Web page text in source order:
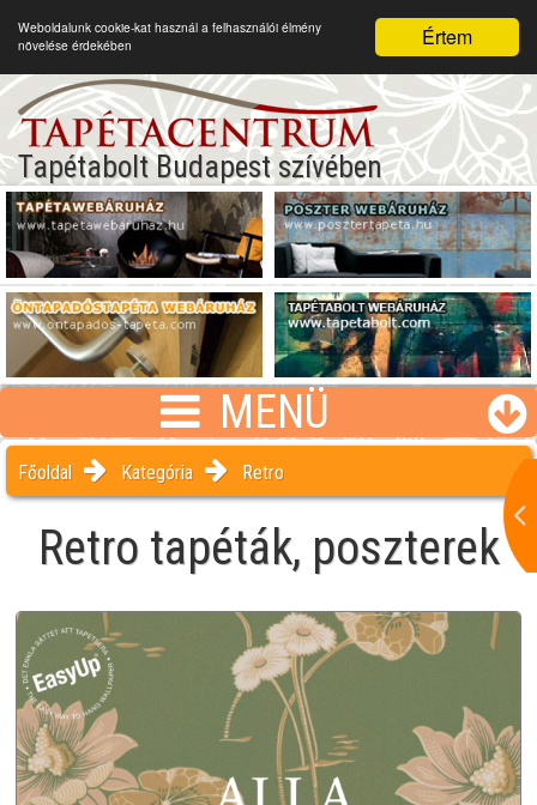
Értem
Weboldalunk cookie-kat használ a felhasználói élmény
növelése érdekében
Tapétabolt Budapest szívében
MENÜ
Főoldal Kategória Retro
Retro tapéták, poszterek